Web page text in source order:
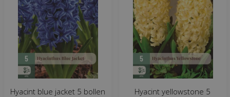
Hyacint blue jacket 5 bollen
Hyacint yellowstone 5